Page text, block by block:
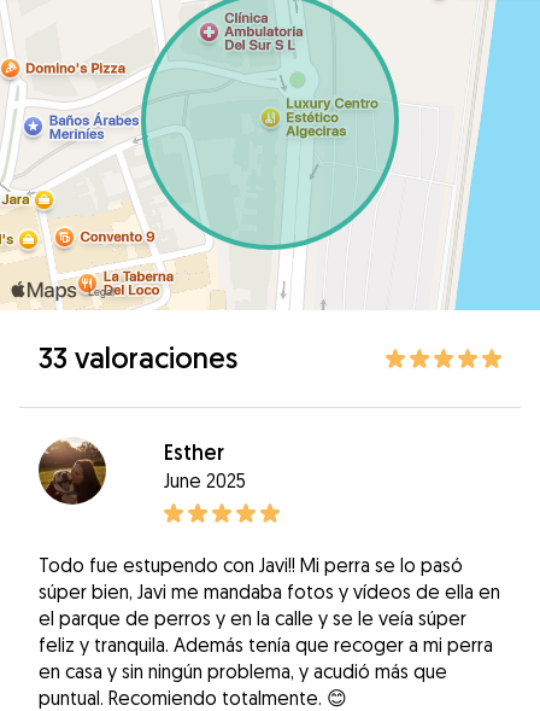
33 valoraciones
Esther
June 2025
Todo fue estupendo con Javi!! Mi perra se lo pasó
súper bien, Javi me mandaba fotos y vídeos de ella en
el parque de perros y en la calle y se le veía súper
feliz y tranquila. Además tenía que recoger a mi perra
en casa y sin ningún problema, y acudió más que
puntual. Recomiendo totalmente. 😊